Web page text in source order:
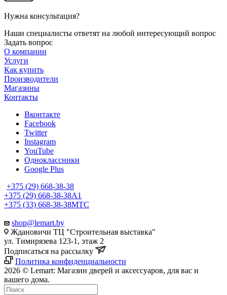
Нужна консультация?
Наши специалисты ответят на любой интересующий вопрос
Задать вопрос
О компании
Услуги
Как купить
Производители
Магазины
Контакты
Вконтакте
Facebook
Twitter
Instagram
YouTube
Одноклассники
Google Plus
+375 (29) 668-38-38
+375 (29) 668-38-38A1
+375 (33) 668-38-38МТС
shop@lemart.by
Ждановичи ТЦ "Строительная выставка"
ул. Тимирязева 123-1, этаж 2
Подписаться на рассылку
Политика конфиденциальности
2026 © Lemart: Магазин дверей и аксессуаров, для вас и
вашего дома.